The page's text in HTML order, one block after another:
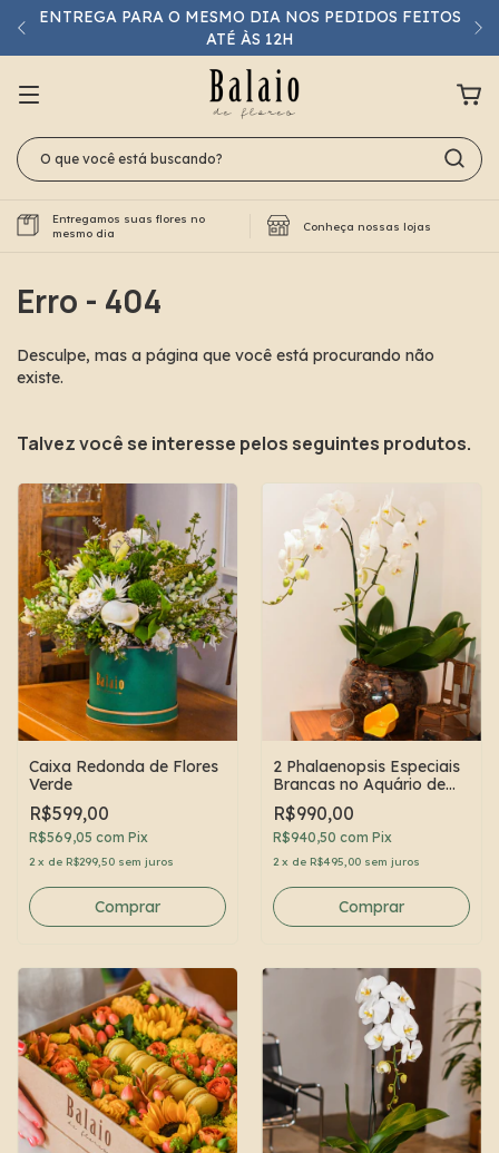
ENTREGA PARA O MESMO DIA NOS PEDIDOS FEITOS
ATÉ ÀS 12H
Entregamos suas flores no
mesmo dia
Conheça nossas lojas
Erro - 404
Desculpe, mas a página que você está procurando não
existe.
Talvez você se interesse pelos seguintes produtos.
Caixa Redonda de Flores
Verde
R$599,00
R$569,05 com Pix
2 x de R$299,50 sem juros
2 Phalaenopsis Especiais
Brancas no Aquário de
Vidro
R$990,00
R$940,50 com Pix
2 x de R$495,00 sem juros